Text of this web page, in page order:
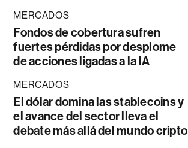
MERCADOS
Fondos de cobertura sufren
fuertes pérdidas por desplome
de acciones ligadas a la IA
MERCADOS
El dólar domina las stablecoins y
el avance del sector lleva el
debate más allá del mundo cripto